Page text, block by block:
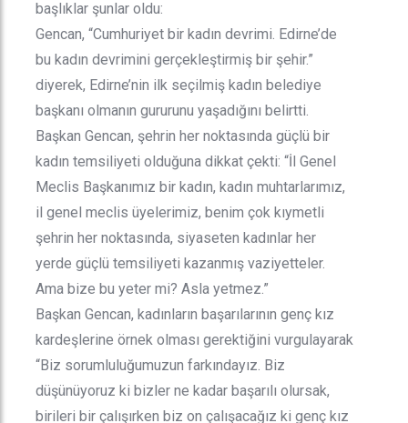
başlıklar şunlar oldu:
Gencan, “Cumhuriyet bir kadın devrimi. Edirne’de
bu kadın devrimini gerçekleştirmiş bir şehir.”
diyerek, Edirne’nin ilk seçilmiş kadın belediye
başkanı olmanın gururunu yaşadığını belirtti.
Başkan Gencan, şehrin her noktasında güçlü bir
kadın temsiliyeti olduğuna dikkat çekti: “İl Genel
Meclis Başkanımız bir kadın, kadın muhtarlarımız,
il genel meclis üyelerimiz, benim çok kıymetli
şehrin her noktasında, siyaseten kadınlar her
yerde güçlü temsiliyeti kazanmış vaziyetteler.
Ama bize bu yeter mi? Asla yetmez.”
Başkan Gencan, kadınların başarılarının genç kız
kardeşlerine örnek olması gerektiğini vurgulayarak
“Biz sorumluluğumuzun farkındayız. Biz
düşünüyoruz ki bizler ne kadar başarılı olursak,
birileri bir çalışırken biz on çalışacağız ki genç kız